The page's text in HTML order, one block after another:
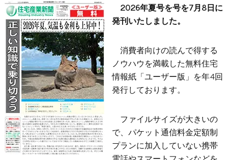
2026年夏号を号を7月8日に
発刊いたしました。
消費者向けの読んで得する
ノウハウを満載した無料住宅
情報紙「ユーザー版」を年4回
発行しております。
ファイルサイズが大きいの
で、パケット通信料金定額制
プランに加入していない携帯